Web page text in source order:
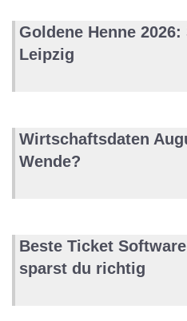
Goldene Henne
Leipzig
Wirtschaftsdaten
Wende?
Beste Ticket
sparst du richtig